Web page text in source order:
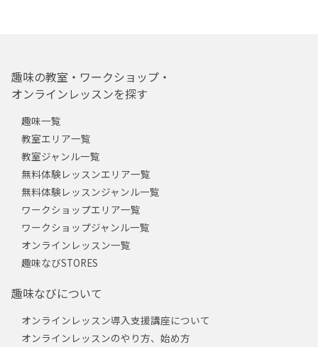
趣味の教室・ワークショップ・
オンラインレッスンを探す
趣味一覧
教室エリア一覧
教室ジャンル一覧
無料体験レッスンエリア一覧
無料体験レッスンジャンル一覧
ワークショップエリア一覧
ワークショップジャンル一覧
オンラインレッスン一覧
趣味なびSTORES
趣味なびについて
オンラインレッスン導入支援講座について
オンラインレッスンのやり方、始め方